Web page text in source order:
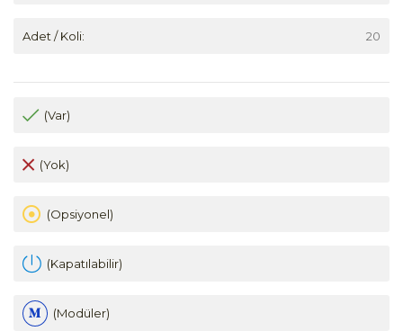
Adet / Koli: 20
(Var)
(Yok)
(Opsiyonel)
(Kapatılabilir)
(Modüler)